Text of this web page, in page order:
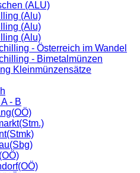
(ALU)
(Alu)
(Alu)
(Alu)
- Österreich im Wandel
- Bimetalmünzen
Kleinmünzensätze
- B